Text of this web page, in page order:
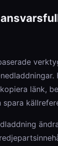
länk,